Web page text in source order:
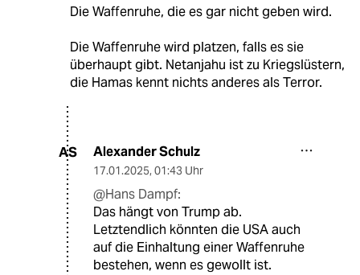
Die Waffenruhe, die es gar nicht geben wird.
Die Waffenruhe wird platzen, falls es sie
überhaupt gibt. Netanjahu ist zu Kriegslüstern,
die Hamas kennt nichts anderes als Terror.
AS Alexander Schulz
17.01.2025, 01:43 Uhr
@Hans Dampf:
Das hängt von Trump ab.
Letztendlich könnten die USA auch
auf die Einhaltung einer Waffenruhe
bestehen, wenn es gewollt ist.